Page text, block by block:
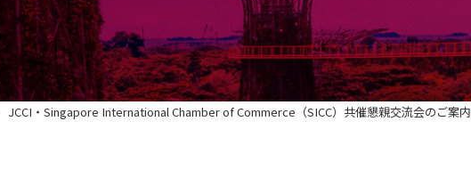
JCCI・Singapore International Chamber of Commerce（SICC）共催懇親交流会のご案内